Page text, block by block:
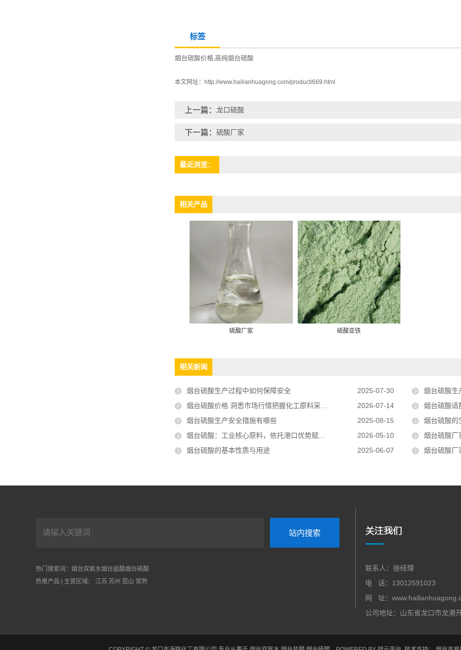
标签
烟台硫酸价格 高纯烟台硫酸
本文网址： http://www.hailianhuagong.com/product/669.html
上一篇： 龙口硫酸
下一篇： 硫酸厂家
最近浏览：
相关产品
硫酸厂家 硫酸亚铁
相关新闻
烟台硫酸生产过程中如何保障安全 2025-07-30 烟台硫酸生
烟台硫酸价格 洞悉市场行情把握化工原料采购趋势
2026-07-14 烟台硫酸适
烟台硫酸生产安全措施有哪些
2025-08-15 烟台硫酸的
烟台硫酸：工业核心原料，依托港口优势赋能多行业发展
2026-05-10 烟台硫酸厂家：
烟台硫酸的基本性质与用途
2025-06-07 烟台硫酸厂
热门搜索词： 烟台双氧水烟台盐酸烟台硫酸
热推产品 | 主营区域： 江苏 苏州 昆山 常熟
联系人：徐经理
电 话：13012591023
网 址：
公司地址：山东省龙口市龙港